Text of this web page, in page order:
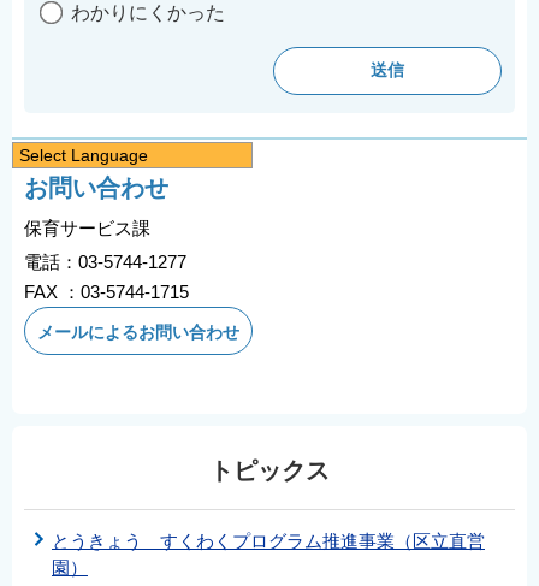
わかりにくかった
お問い合わせ
保育サービス課
電話：03-5744-1277
FAX ：03-5744-1715
メールによるお問い合わせ
トピックス
とうきょう すくわくプログラム推進事業（区立直営
園）
Select Language
日本語
English
简体中文
繁體中文
한국어